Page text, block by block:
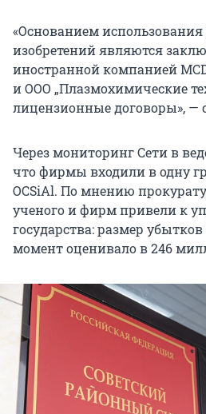
«Основанием
изобретений являются
иностранной компанией
и ООО „Плазмохимические
лицензионные договоры», —
Через мониторинг Сети в
что фирмы входили в одну
OCSiAl. По мнению
ученого и фирм привели к
государства: размер
момент оценивало в 246